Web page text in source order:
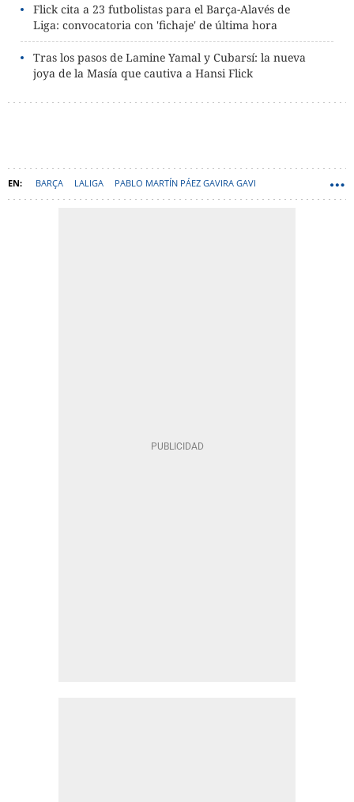
Flick cita a 23 futbolistas para el Barça-Alavés de
Liga: convocatoria con 'fichaje' de última hora
Tras los pasos de Lamine Yamal y Cubarsí: la nueva
joya de la Masía que cautiva a Hansi Flick
BARÇA LALIGA PABLO MARTÍN PÁEZ GAVIRA GAVI